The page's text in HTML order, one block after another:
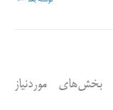
بخش‌های موردنیاز